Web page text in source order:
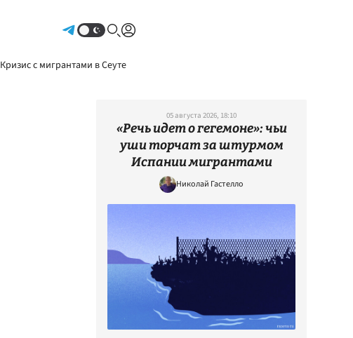
Кризис с мигрантами в Сеуте
05 августа 2026, 18:10
«Речь идет о гегемоне»: чьи
уши торчат за штурмом
Испании мигрантами
Николай Гастелло